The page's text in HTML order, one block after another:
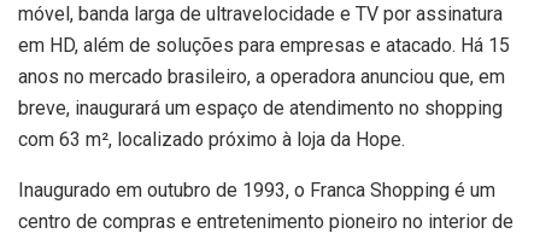
móvel, banda larga de ultravelocidade e TV por assinatura
em HD, além de soluções para empresas e atacado. Há 15
anos no mercado brasileiro, a operadora anunciou que, em
breve, inaugurará um espaço de atendimento no shopping
com 63 m², localizado próximo à loja da Hope.
Inaugurado em outubro de 1993, o Franca Shopping é um
centro de compras e entretenimento pioneiro no interior de